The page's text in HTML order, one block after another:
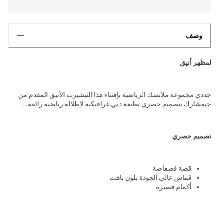
وصف
لمظهر أنيق
جددي مجموعة ملابسك الرياضية بإقتناء هذا التيشيرت الأنيق المقدم من
جيمشارك بتصميم حصري بطبعة دبي غرافيكية لإطلالة رياضية رائعة. .
تصميم حصري
قصة فضفاضة
قماش عالي الجودة بلون باهت
أكمام قصيرة